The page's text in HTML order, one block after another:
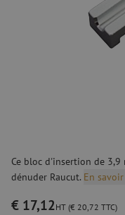
Ce bloc d'insertion de 3,9
dénuder Raucut. En
€ 17,12HT (€ 20,72 TTC)